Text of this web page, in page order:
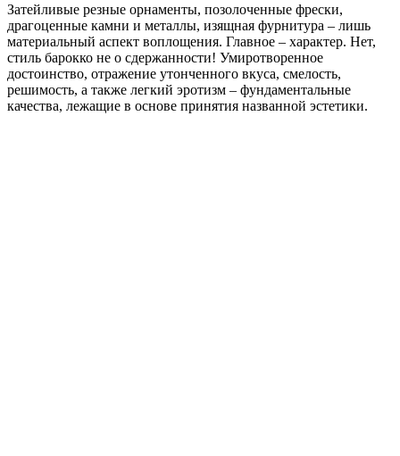
Затейливые резные орнаменты, позолоченные фрески,
драгоценные камни и металлы, изящная фурнитура – лишь
материальный аспект воплощения. Главное – характер. Нет,
стиль барокко не о сдержанности! Умиротворенное
достоинство, отражение утонченного вкуса, смелость,
решимость, а также легкий эротизм – фундаментальные
качества, лежащие в основе принятия названной эстетики.